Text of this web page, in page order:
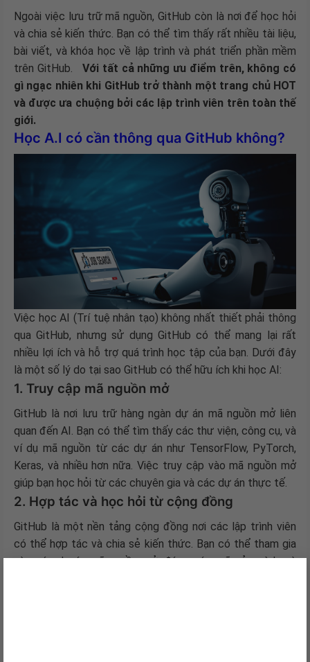
Ngoài việc lưu trữ mã nguồn, GitHub còn là nơi để học hỏi
và chia sẻ kiến thức. Bạn có thể tìm thấy rất nhiều tài liệu,
bài viết, và khóa học về lập trình và phát triển phần mềm
trên GitHub. Với tất cả những ưu điểm trên, không có
gì ngạc nhiên khi GitHub trở thành một trang chủ HOT
và được ưa chuộng bởi các lập trình viên trên toàn thế
giới.
Học A.I có cần thông qua GitHub không?
Việc học AI (Trí tuệ nhân tạo) không nhất thiết phải thông
qua GitHub, nhưng sử dụng GitHub có thể mang lại rất
nhiều lợi ích và hỗ trợ quá trình học tập của bạn. Dưới đây
là một số lý do tại sao GitHub có thể hữu ích khi học AI:
1. Truy cập mã nguồn mở
GitHub là nơi lưu trữ hàng ngàn dự án mã nguồn mở liên
quan đến AI. Bạn có thể tìm thấy các thư viện, công cụ, và
ví dụ mã nguồn từ các dự án như TensorFlow, PyTorch,
Keras, và nhiều hơn nữa. Việc truy cập vào mã nguồn mở
giúp bạn học hỏi từ các chuyên gia và các dự án thực tế.
2. Hợp tác và học hỏi từ cộng đồng
GitHub là một nền tảng cộng đồng nơi các lập trình viên
có thể hợp tác và chia sẻ kiến thức. Bạn có thể tham gia
vào các dự án mã nguồn mở, đóng góp mã của mình, và